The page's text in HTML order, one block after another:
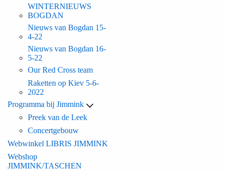
WINTERNIEUWS
BOGDAN
Nieuws van Bogdan 15-
4-22
Nieuws van Bogdan 16-
5-22
Our Red Cross team
Raketten op Kiev 5-6-
2022
Programma bij Jimmink
Preek van de Leek
Concertgebouw
Webwinkel LIBRIS JIMMINK
Webshop
JIMMINK/TASCHEN